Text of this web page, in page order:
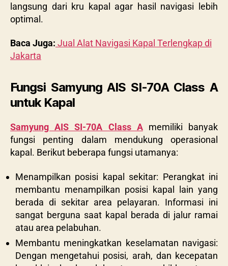
langsung dari kru kapal agar hasil navigasi lebih
optimal.
Baca Juga: Jual Alat Navigasi Kapal Terlengkap di
Jakarta
Fungsi Samyung AIS SI-70A Class A
untuk Kapal
Samyung AIS SI-70A Class Amemiliki banyak
fungsi penting dalam mendukung operasional
kapal. Berikut beberapa fungsi utamanya:
Menampilkan posisi kapal sekitar: Perangkat ini
membantu menampilkan posisi kapal lain yang
berada di sekitar area pelayaran. Informasi ini
sangat berguna saat kapal berada di jalur ramai
atau area pelabuhan.
Membantu meningkatkan keselamatan navigasi:
Dengan mengetahui posisi, arah, dan kecepatan